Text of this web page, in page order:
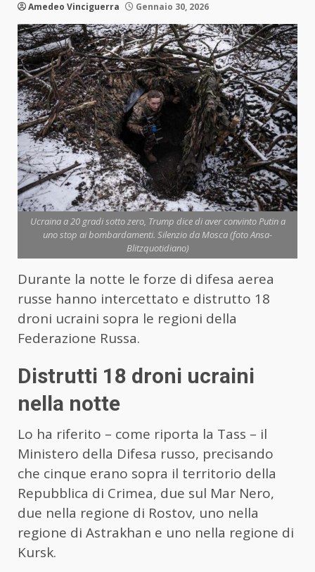
Amedeo Vinciguerra Gennaio 30, 2026
Ucraina a 20 gradi sotto zero, Trump dice di aver convinto Putin a
uno stop ai bombardamenti. Silenzio da Mosca (foto Ansa-
Blitzquotidiano)
Durante la notte le forze di difesa aerea
russe hanno intercettato e distrutto 18
droni ucraini sopra le regioni della
Federazione Russa.
Distrutti 18 droni ucraini
nella notte
Lo ha riferito – come riporta la Tass – il
Ministero della Difesa russo, precisando
che cinque erano sopra il territorio della
Repubblica di Crimea, due sul Mar Nero,
due nella regione di Rostov, uno nella
regione di Astrakhan e uno nella regione di
Kursk.